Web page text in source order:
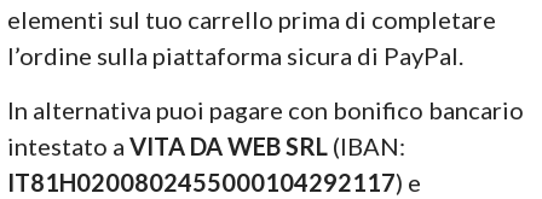
elementi sul tuo carrello prima di completare
l’ordine sulla piattaforma sicura di PayPal.
In alternativa puoi pagare con bonifico bancario
intestato aVITA DA WEB SRL (IBAN:
IT81H0200802455000104292117) e